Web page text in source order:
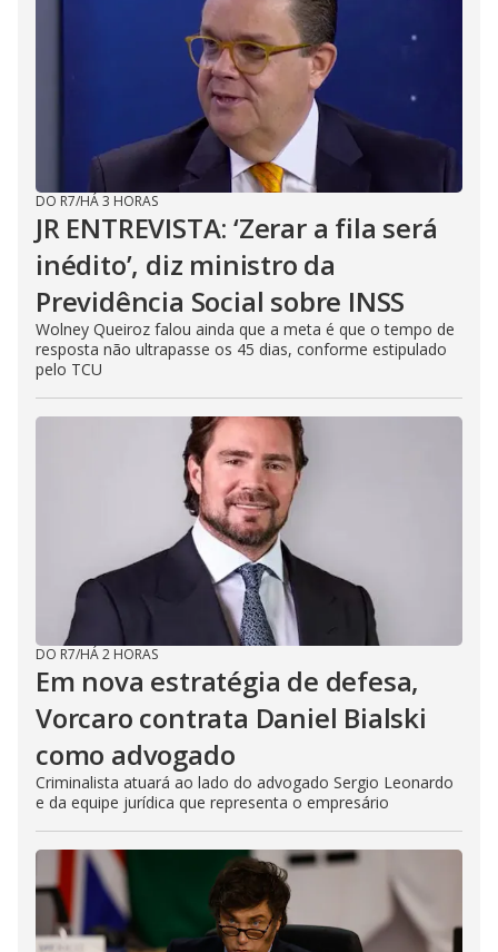
DO R7/HÁ 3 HORAS
JR ENTREVISTA: ‘Zerar a fila será
inédito’, diz ministro da
Previdência Social sobre INSS
Wolney Queiroz falou ainda que a meta é que o tempo de
resposta não ultrapasse os 45 dias, conforme estipulado
pelo TCU
DO R7/HÁ 2 HORAS
Em nova estratégia de defesa,
Vorcaro contrata Daniel Bialski
como advogado
Criminalista atuará ao lado do advogado Sergio Leonardo
e da equipe jurídica que representa o empresário